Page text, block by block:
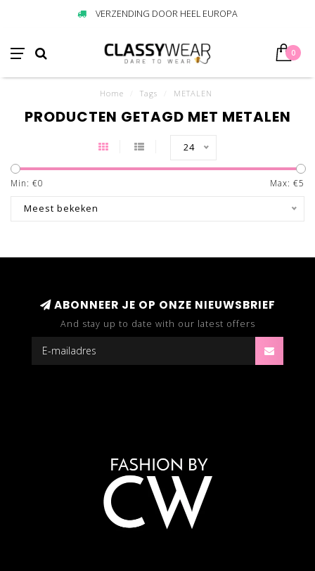
VERZENDING DOOR HEEL EUROPA
0
Home Tags METALEN
PRODUCTEN GETAGD MET METALEN
24
Min: €0 Max: €5
Meest bekeken
ABONNEER JE OP ONZE NIEUWSBRIEF
And stay up to date with our latest offers